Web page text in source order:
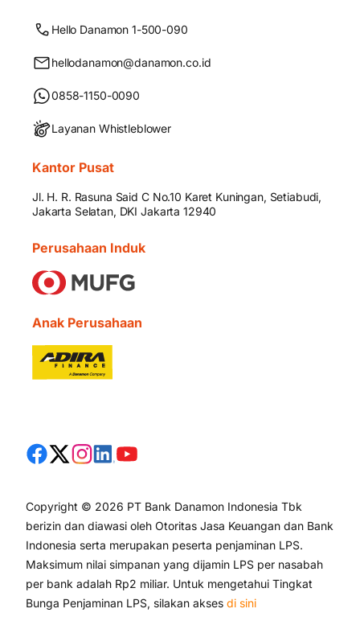
Hello Danamon 1-500-090
hellodanamon@danamon.co.id
0858-1150-0090
Layanan Whistleblower
Kantor Pusat
Jl. H. R. Rasuna Said C No.10 Karet Kuningan, Setiabudi,
Jakarta Selatan, DKI Jakarta 12940
Perusahaan Induk
Anak Perusahaan
Copyright © 2026 PT Bank Danamon Indonesia Tbk
berizin dan diawasi oleh Otoritas Jasa Keuangan dan Bank
Indonesia serta merupakan peserta penjaminan LPS.
Maksimum nilai simpanan yang dijamin LPS per nasabah
per bank adalah Rp2 miliar. Untuk mengetahui Tingkat
Bunga Penjaminan LPS, silakan akses di sini